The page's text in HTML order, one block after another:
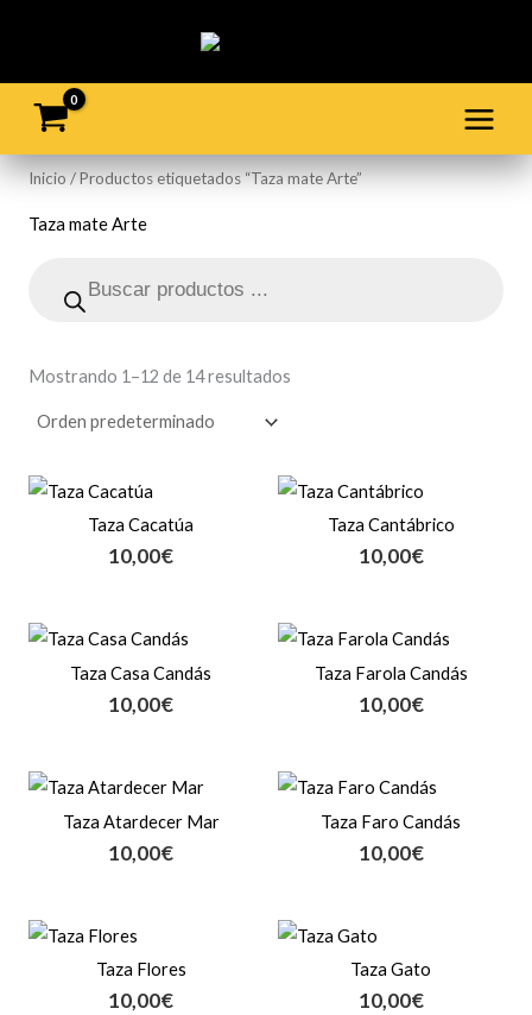
contenido
Inicio / Productos etiquetados “Taza mate Arte”
Taza mate Arte
productos
Mostrando 1–12 de 14 resultados
Taza Cacatúa
10,00€
Taza Cantábrico
10,00€
Taza Casa Candás
10,00€
Taza Farola Candás
10,00€
Taza Atardecer Mar
10,00€
Taza Faro Candás
10,00€
Taza Flores
10,00€
Taza Gato
10,00€